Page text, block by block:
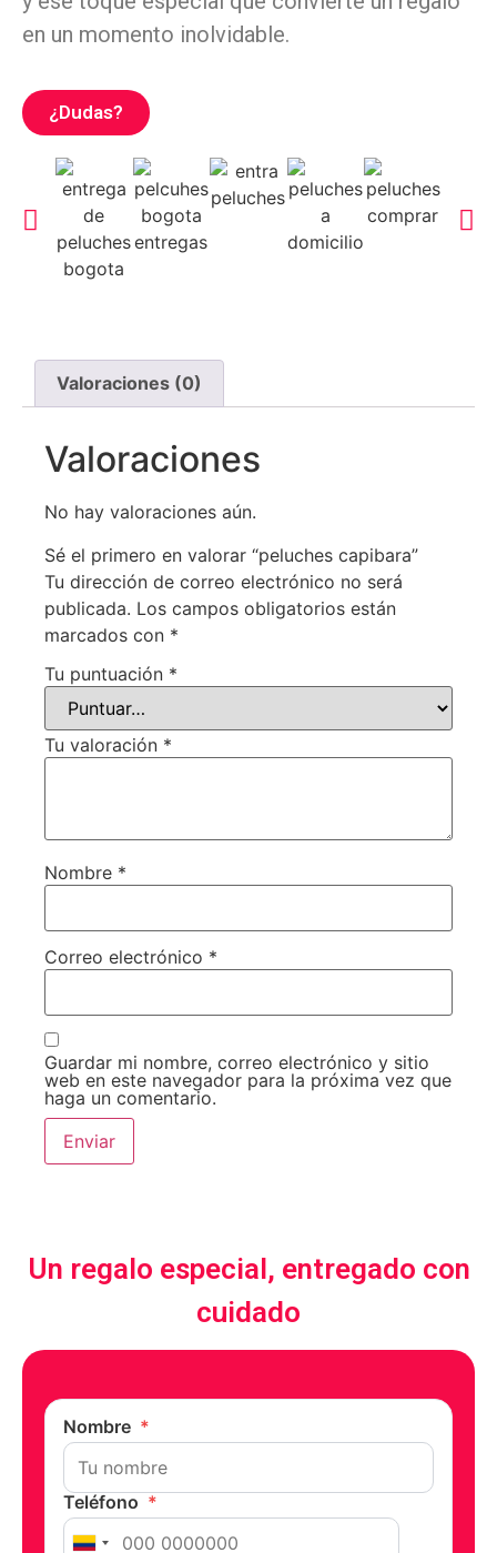
en un momento inolvidable.
¿Dudas?
Valoraciones (0)
Valoraciones
No hay valoraciones aún.
Sé el primero en valorar “peluches capibara”
Tu dirección de correo electrónico no será
publicada. Los campos obligatorios están
marcados con *
Tu puntuación *
Tu valoración *
Nombre *
Correo electrónico *
Guardar mi nombre, correo electrónico y sitio
web en este navegador para la próxima vez que
haga un comentario.
Un regalo especial, entregado con
cuidado
Nombre *
Teléfono *